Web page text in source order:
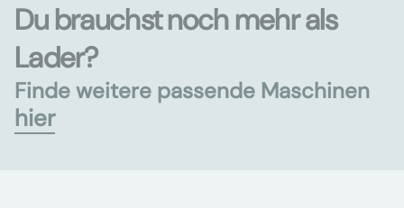
Du brauchst noch mehr als
Lader?
Finde weitere passende Maschinen
hier